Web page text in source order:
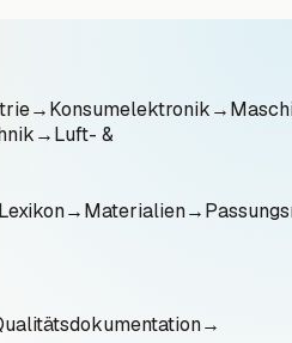
→Konsumelektronik→
→Luft- &
Lexikon→Materialien→
→